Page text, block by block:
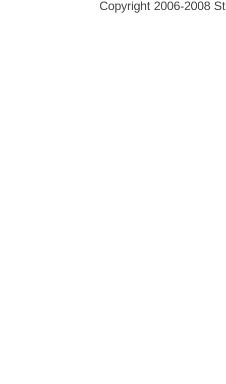
Copyright 2006-2008